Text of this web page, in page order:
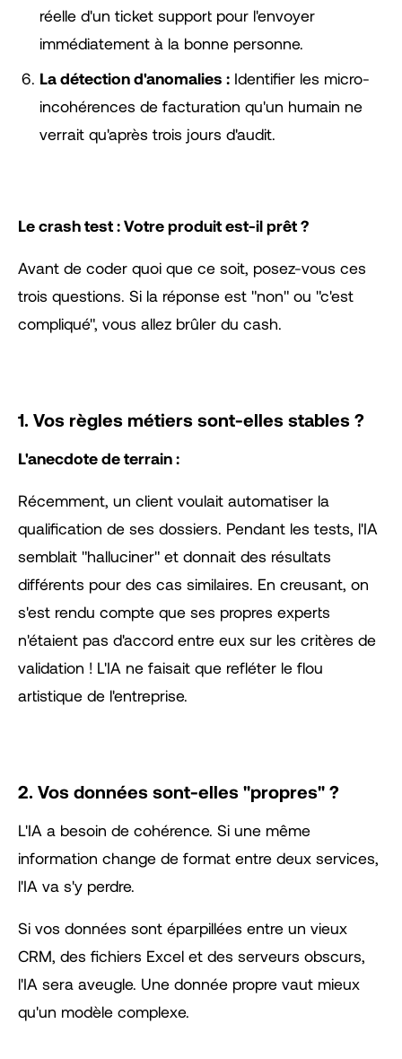
réelle d'un ticket support pour l'envoyer
immédiatement à la bonne personne.
La détection d'anomalies : Identifier les micro-
incohérences de facturation qu'un humain ne
verrait qu'après trois jours d'audit.
Le crash test : Votre produit est-il prêt ?
Avant de coder quoi que ce soit, posez-vous ces
trois questions. Si la réponse est "non" ou "c'est
compliqué", vous allez brûler du cash.
1. Vos règles métiers sont-elles stables ?
L'anecdote de terrain :
Récemment, un client voulait automatiser la
qualification de ses dossiers. Pendant les tests, l'IA
semblait "halluciner" et donnait des résultats
différents pour des cas similaires. En creusant, on
s'est rendu compte que ses propres experts
n'étaient pas d'accord entre eux sur les critères de
validation ! L'IA ne faisait que refléter le flou
artistique de l'entreprise.
2. Vos données sont-elles "propres" ?
L'IA a besoin de cohérence. Si une même
information change de format entre deux services,
l'IA va s'y perdre.
Si vos données sont éparpillées entre un vieux
CRM, des fichiers Excel et des serveurs obscurs,
l'IA sera aveugle. Une donnée propre vaut mieux
qu'un modèle complexe.